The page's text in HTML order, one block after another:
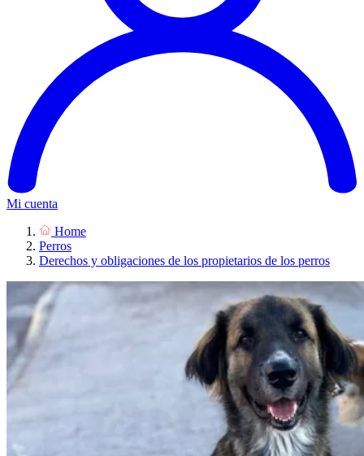
Mi cuenta
Home
Perros
Derechos y obligaciones de los propietarios de los perros